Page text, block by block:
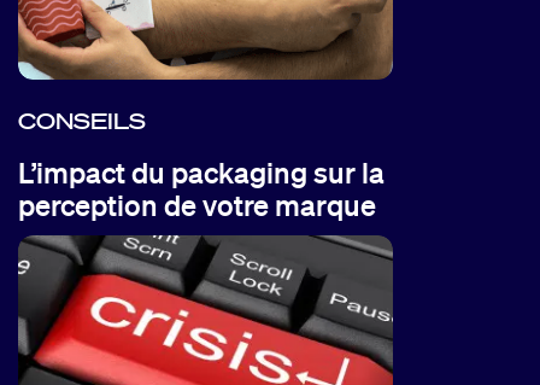
CONSEILS
L’impact du packaging sur la
perception de votre marque